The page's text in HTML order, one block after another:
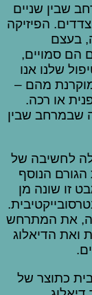
שבין שניים
הפיזיקה
בעצם
הם סמויים,
שלנו אנו
מהם –
או רכה.
שבמרחב שבין
לחשיבה של
הנוסף
זו שונה מן
את המתרחש
ואת הדיאלוג
כתוצר של